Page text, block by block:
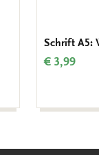
Schrift A5:
€ 3,99